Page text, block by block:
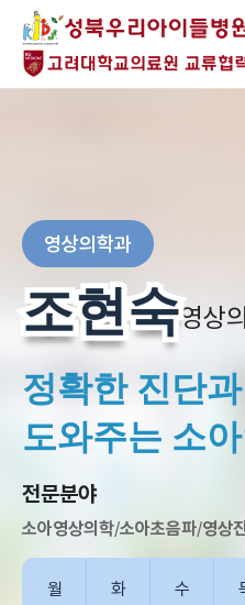
영상의학과
조현숙
조현숙영상
정확한 진단
도와주는 소
전문분야
소아영상의학/소아초음파/영상
월 화 수